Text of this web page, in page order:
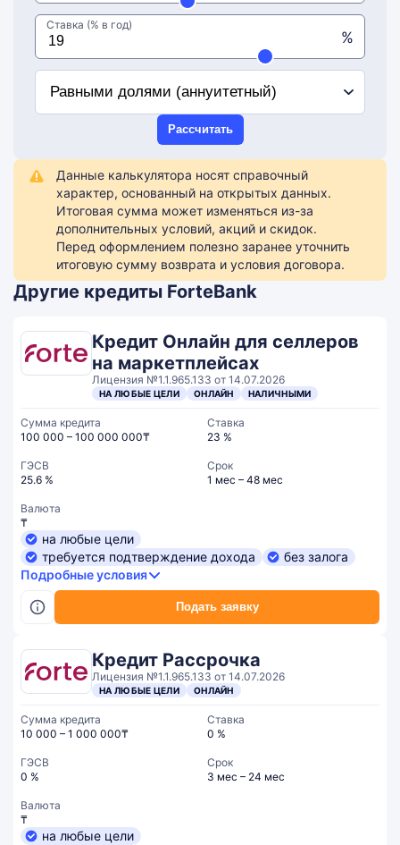
Ставка (% в год)
%
Рассчитать
Данные калькулятора носят справочный
характер, основанный на открытых данных.
Итоговая сумма может изменяться из-за
дополнительных условий, акций и скидок.
Перед оформлением полезно заранее уточнить
итоговую сумму возврата и условия договора.
Другие кредиты ForteBank
Кредит Онлайн для селлеров
на маркетплейсах
Лицензия №1.1.965.133 от 14.07.2026
НА ЛЮБЫЕ ЦЕЛИ ОНЛАЙН НАЛИЧНЫМИ
Подать заявку
Сумма кредита
100 000 – 100 000 000₸
Ставка
23 %
ГЭСВ
25.6 %
Срок
1 мес – 48 мес
Валюта
₸
на любые цели
требуется подтверждение дохода
без залога
Подробные условия
Кредит Рассрочка
Лицензия №1.1.965.133 от 14.07.2026
НА ЛЮБЫЕ ЦЕЛИ ОНЛАЙН
Сумма кредита
10 000 – 1 000 000₸
Ставка
0 %
ГЭСВ
0 %
Срок
3 мес – 24 мес
Валюта
₸
на любые цели